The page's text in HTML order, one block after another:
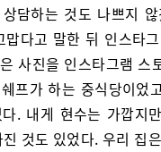
담하는 것도 나쁘지
맙다고 말한 뒤 인스타
사진을 인스타그램 스
프가 하는 중식당이었
. 내게 현수는 가깝지
것도 있었다. 우리 집